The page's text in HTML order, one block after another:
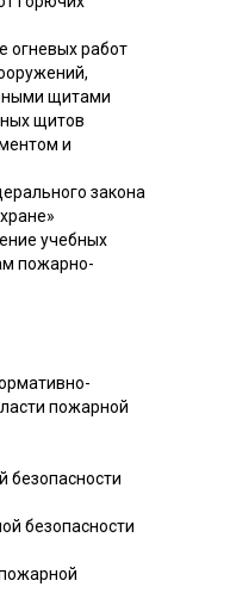
огневых работ
щитами
щитов
и
закона
учебных
пожарно-
пожарной
безопасности
безопасности